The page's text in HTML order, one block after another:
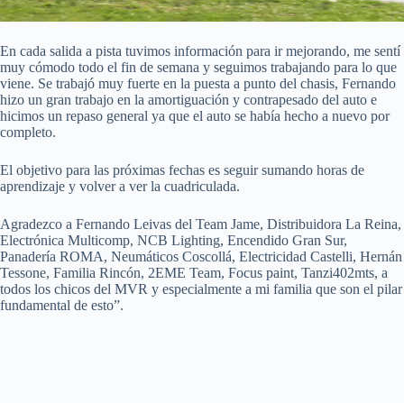
En cada salida a pista tuvimos información para ir mejorando, me sentí
muy cómodo todo el fin de semana y seguimos trabajando para lo que
viene. Se trabajó muy fuerte en la puesta a punto del chasis, Fernando
hizo un gran trabajo en la amortiguación y contrapesado del auto e
hicimos un repaso general ya que el auto se había hecho a nuevo por
completo.
El objetivo para las próximas fechas es seguir sumando horas de
aprendizaje y volver a ver la cuadriculada.
Agradezco a Fernando Leivas del Team Jame, Distribuidora La Reina,
Electrónica Multicomp, NCB Lighting, Encendido Gran Sur,
Panadería ROMA, Neumáticos Coscollá, Electricidad Castelli, Hernán
Tessone, Familia Rincón, 2EME Team, Focus paint, Tanzi402mts, a
todos los chicos del MVR y especialmente a mi familia que son el pilar
fundamental de esto”.